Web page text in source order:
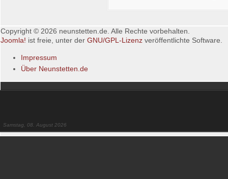
Copyright © 2026 neunstetten.de. Alle Rechte vorbehalten.
Joomla! ist freie, unter der GNU/GPL-Lizenz veröffentlichte Software.
Impressum
Über Neunstetten.de
Samstag, 08. August 2026